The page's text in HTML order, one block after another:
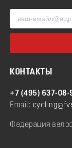
КОНТАКТЫ
+7 (495) 637-08-
Email:
Федерация